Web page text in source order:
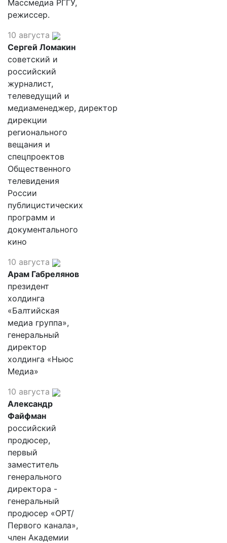
Массмедиа РГГУ,
режиссер.
10 августа
Сергей Ломакин
советский и
российский
журналист,
телеведущий и
медиаменеджер, директор
дирекции
регионального
вещания и
спецпроектов
Общественного
телевидения
России
публицистических
программ и
документального
кино
10 августа
Арам Габрелянов
президент
холдинга
«Балтийская
медиа группа»,
генеральный
директор
холдинга «Ньюс
Медиа»
10 августа
Александр
Файфман
российский
продюсер,
первый
заместитель
генерального
директора -
генеральный
продюсер «ОРТ/
Первого канала»,
член Академии